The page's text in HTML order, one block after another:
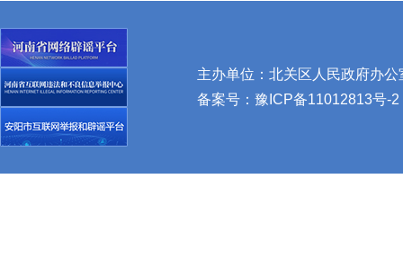
主办单位：北关区人民政府办
备案号： 豫ICP备11012813号-2